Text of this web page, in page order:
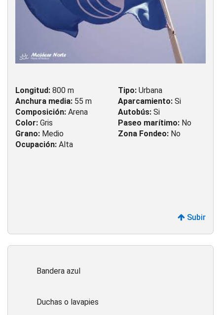
Longitud: 800 m
Anchura media: 55 m
Composición: Arena
Color: Gris
Grano: Medio
Ocupación: Alta
Tipo: Urbana
Aparcamiento: Si
Autobús: Si
Paseo marítimo: No
Zona Fondeo: No
Subir
Bandera azul
Duchas o lavapies